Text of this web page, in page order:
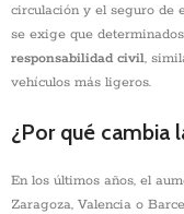
circulación y el seguro de
se exige que
responsabilidad civil,
vehículos más ligeros.
¿Por qué cambia
En los últimos años, el
Zaragoza, Valencia o